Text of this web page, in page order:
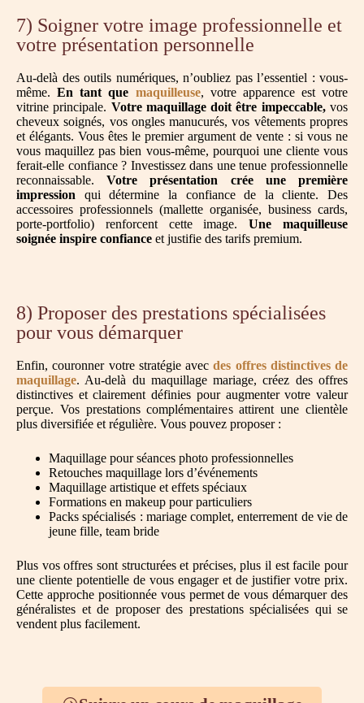
7) Soigner votre image professionnelle et
votre présentation personnelle
Au-delà des outils numériques, n’oubliez pas l’essentiel : vous-
même.En tant que maquilleuse, votre apparence est votre
vitrine principale. Votre maquillage doit être impeccable,vos
cheveux soignés, vos ongles manucurés, vos vêtements propres
et élégants. Vous êtes le premier argument de vente : si vous ne
vous maquillez pas bien vous-même, pourquoi une cliente vous
ferait-elle confiance ? Investissez dans une tenue professionnelle
reconnaissable.Votre présentation crée une première
impression qui détermine la confiance de la cliente. Des
accessoires professionnels (mallette organisée, business cards,
porte-portfolio) renforcent cette image. Une maquilleuse
soignée inspire confiance et justifie des tarifs premium.
8) Proposer des prestations spécialisées
pour vous démarquer
Enfin, couronner votre stratégie avec des offres distinctives de
maquillage. Au-delà du maquillage mariage, créez des offres
distinctives et clairement définies pour augmenter votre valeur
perçue. Vos prestations complémentaires attirent une clientèle
plus diversifiée et régulière. Vous pouvez proposer :
Maquillage pour séances photo professionnelles
Retouches maquillage lors d’événements
Maquillage artistique et effets spéciaux
Formations en makeup pour particuliers
Packs spécialisés : mariage complet, enterrement de vie de
jeune fille, team bride
Plus vos offres sont structurées et précises, plus il est facile pour
une cliente potentielle de vous engager et de justifier votre prix.
Cette approche positionnée vous permet de vous démarquer des
généralistes et de proposer des prestations spécialisées qui se
vendent plus facilement.